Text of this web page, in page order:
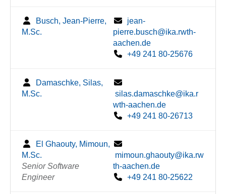
Busch, Jean-Pierre,
M.Sc.
jean-
pierre.busch@ika.rwth-
aachen.de
+49 241 80-25676
Damaschke, Silas,
M.Sc.
silas.damaschke@ika.r
wth-aachen.de
+49 241 80-26713
El Ghaouty, Mimoun,
M.Sc.
Senior Software
Engineer
mimoun.ghaouty@ika.rw
th-aachen.de
+49 241 80-25622